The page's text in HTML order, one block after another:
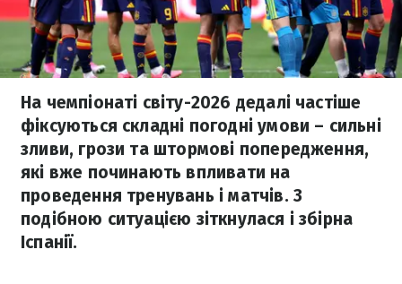
На чемпіонаті світу-2026 дедалі частіше
фіксуються складні погодні умови – сильні
зливи, грози та штормові попередження,
які вже починають впливати на
проведення тренувань і матчів. З
подібною ситуацією зіткнулася і збірна
Іспанії.